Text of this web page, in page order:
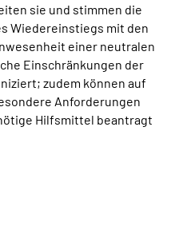
sie und stimmen die
Wiedereinstiegs mit den
einer neutralen
Einschränkungen der
zudem können auf
Anforderungen
Hilfsmittel beantragt